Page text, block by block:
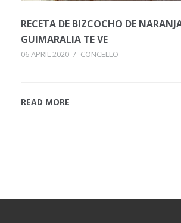
RECETA DE BIZCOCHO DE
GUIMARALIA TE VE
06 APRIL 2020 / CONCELLO
READ MORE